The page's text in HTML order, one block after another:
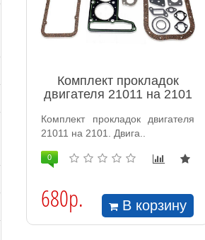
Комплект прокладок
двигателя 21011 на 2101
Комплект прокладок двигателя
21011 на 2101. Двига..
0
680р. В корзину